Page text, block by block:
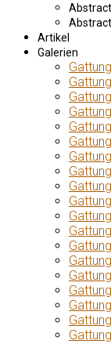
Artikel
Galerien